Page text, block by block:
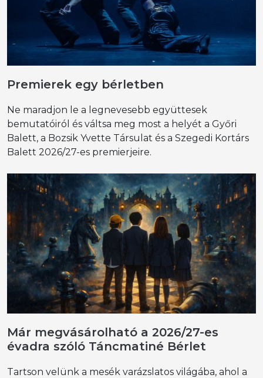
Premierek egy bérletben
Ne maradjon le a legnevesebb együttesek
bemutatóiról és váltsa meg most a helyét a Győri
Balett, a Bozsik Yvette Társulat és a Szegedi Kortárs
Balett 2026/27-es premierjeire.
Már megvásárolható a 2026/27-es
évadra szóló Táncmatiné Bérlet
Tartson velünk a mesék varázslatos világába, ahol a